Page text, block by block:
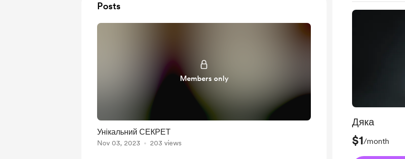
Дяка
$1/month
Posts
Members only
Унікальний СЕКРЕТ
Nov 03, 2023 203 views